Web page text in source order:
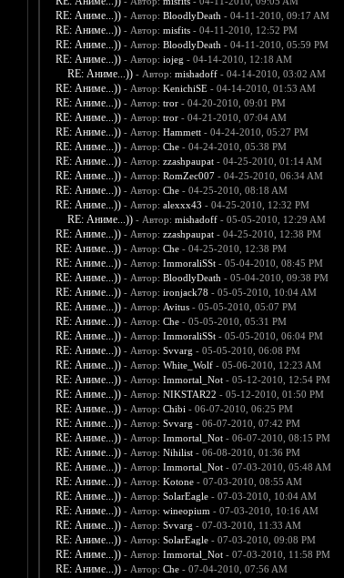
RE: Аниме...)) - Автор: BloodlyDeath - 04-11-2010, 09:17 AM
RE: Аниме...)) - Автор: misfits- 04-11-2010, 12:52 PM
RE: Аниме...)) - Автор: BloodlyDeath - 04-11-2010, 05:59 PM
RE: Аниме...)) - Автор: iojeg - 04-14-2010, 12:18 AM
RE: Аниме...)) - Автор: mishadoff- 04-14-2010, 03:02 AM
RE: Аниме...)) - Автор: KenichiSE- 04-14-2010, 01:53 AM
RE: Аниме...)) - Автор: tror- 04-20-2010, 09:01 PM
RE: Аниме...)) - Автор: tror- 04-21-2010, 07:04 AM
RE: Аниме...)) - Автор: Hammett- 04-24-2010, 05:27 PM
RE: Аниме...)) - Автор: Che- 04-24-2010, 05:38 PM
RE: Аниме...)) - Автор: zzashpaupat- 04-25-2010, 01:14 AM
RE: Аниме...)) - Автор: RomZec007- 04-25-2010, 06:34 AM
RE: Аниме...)) - Автор: Che- 04-25-2010, 08:18 AM
RE: Аниме...)) - Автор: alexxx43 - 04-25-2010, 12:32 PM
RE: Аниме...)) - Автор: mishadoff- 05-05-2010, 12:29 AM
RE: Аниме...)) - Автор: zzashpaupat- 04-25-2010, 12:38 PM
RE: Аниме...)) - Автор: Che- 04-25-2010, 12:38 PM
RE: Аниме...)) - Автор: ImmoraliSSt- 05-04-2010, 08:45 PM
RE: Аниме...)) - Автор: BloodlyDeath - 05-04-2010, 09:38 PM
RE: Аниме...)) - Автор: ironjack78 - 05-05-2010, 10:04 AM
RE: Аниме...)) - Автор: Avitus- 05-05-2010, 05:07 PM
RE: Аниме...)) - Автор: Che- 05-05-2010, 05:31 PM
RE: Аниме...)) - Автор: ImmoraliSSt- 05-05-2010, 06:04 PM
RE: Аниме...)) - Автор: Svvarg - 05-05-2010, 06:08 PM
RE: Аниме...)) - Автор: White_Wolf- 05-06-2010, 12:23 AM
RE: Аниме...)) - Автор: Immortal_Not- 05-12-2010, 12:54 PM
RE: Аниме...)) - Автор: NIKSTAR22 - 05-12-2010, 01:50 PM
RE: Аниме...)) - Автор: Chibi - 06-07-2010, 06:25 PM
RE: Аниме...)) - Автор: Svvarg - 06-07-2010, 07:42 PM
RE: Аниме...)) - Автор: Immortal_Not- 06-07-2010, 08:15 PM
RE: Аниме...)) - Автор: Nihilist- 06-08-2010, 01:36 PM
RE: Аниме...)) - Автор: Immortal_Not- 07-03-2010, 05:48 AM
RE: Аниме...)) - Автор: Kotone- 07-03-2010, 08:55 AM
RE: Аниме...)) - Автор: SolarEagle- 07-03-2010, 10:04 AM
RE: Аниме...)) - Автор: wineopium - 07-03-2010, 10:16 AM
RE: Аниме...)) - Автор: Svvarg - 07-03-2010, 11:33 AM
RE: Аниме...)) - Автор: SolarEagle- 07-03-2010, 09:08 PM
RE: Аниме...)) - Автор: Immortal_Not- 07-03-2010, 11:58 PM
RE: Аниме...)) - Автор: Che- 07-04-2010, 07:56 AM